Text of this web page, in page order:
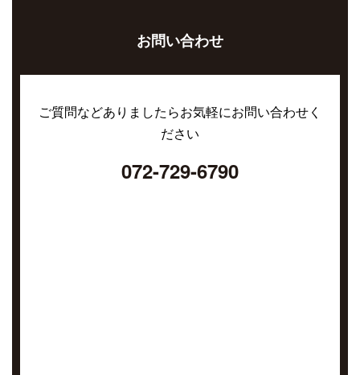
お問い合わせ
ご質問などありましたらお気軽にお問い合わせく
ださい
072-729-6790